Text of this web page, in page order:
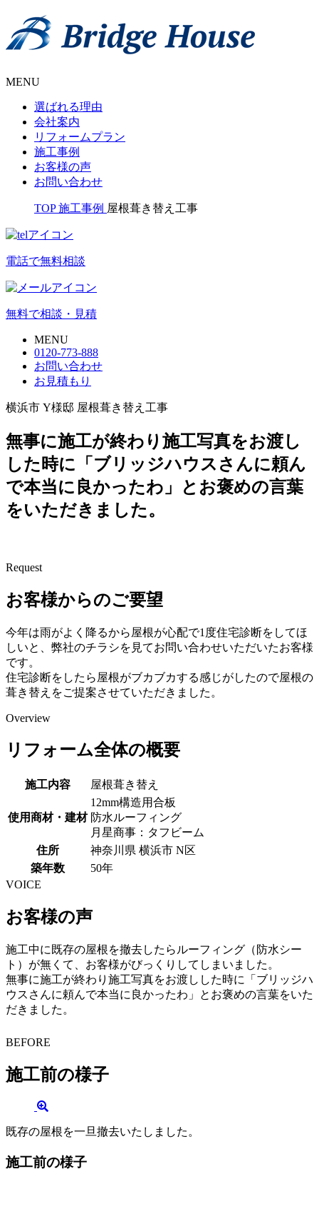
MENU
選ばれる理由
会社案内
リフォームプラン
施工事例
お客様の声
お問い合わせ
TOP 施工事例 屋根葺き替え工事
電話で無料相談
無料で相談・見積
MENU
0120-773-888
お問い合わせ
お見積もり
横浜市 Y様邸 屋根葺き替え工事
無事に施工が終わり施工写真をお渡し
した時に「ブリッジハウスさんに頼ん
で本当に良かったわ」とお褒めの言葉
をいただきました。
Request
お客様からのご要望
今年は雨がよく降るから屋根が心配で1度住宅診断をしてほ
しいと、弊社のチラシを見てお問い合わせいただいたお客様
です。
住宅診断をしたら屋根がブカブカする感じがしたので屋根の
葺き替えをご提案させていただきました。
Overview
リフォーム全体の概要
施工内容 屋根葺き替え
使用商材・建材
12mm構造用合板
防水ルーフィング
月星商事：タフビーム
住所
神奈川県 横浜市 N区
築年数
50年
VOICE
お客様の声
施工中に既存の屋根を撤去したらルーフィング（防水シー
ト）が無くて、お客様がびっくりしてしまいました。
無事に施工が終わり施工写真をお渡しした時に「ブリッジハ
ウスさんに頼んで本当に良かったわ」とお褒めの言葉をいた
だきました。
BEFORE
施工前の様子
既存の屋根を一旦撤去いたしました。
施工前の様子